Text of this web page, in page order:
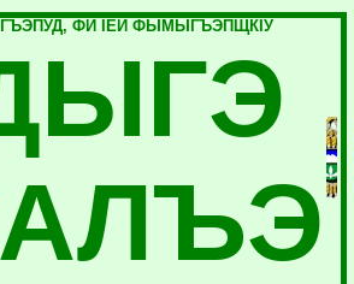
ФИ IЕЙ ФЫМЫГЪЭПЩКIУ